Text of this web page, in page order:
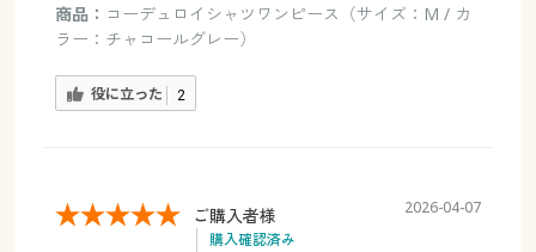
商品： コーデュロイシャツワンピース（サイズ：M / カ
ラー：チャコールグレー）
役に立った 2
ご購入者様
購入確認済み
2026-04-07